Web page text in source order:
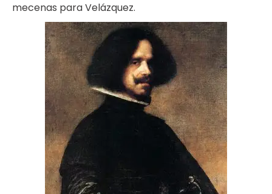
mecenas para Velázquez.